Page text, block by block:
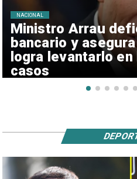
Ministro Arrau
bancario y
logra levantarlo en
casos
NACIONAL